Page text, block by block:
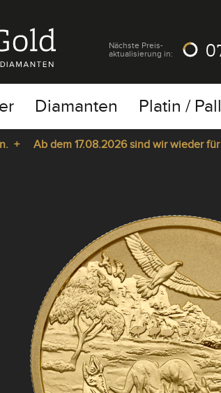
Nächste Preis-
aktualisierung in:
Diamanten Platin /
Ab dem 17.08.2026 sind wir wieder für Sie